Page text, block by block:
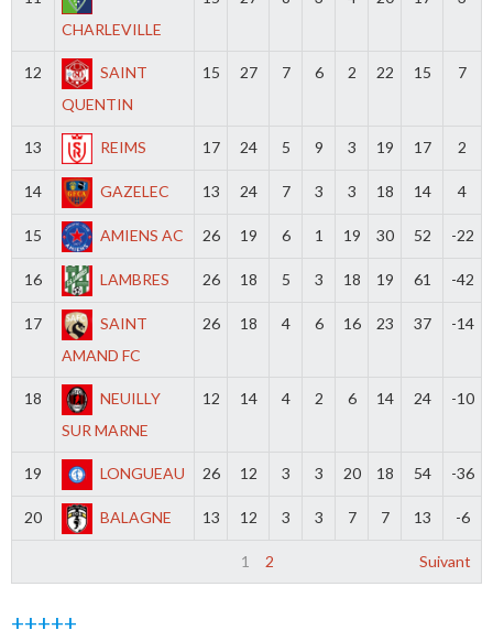
CHARLEVILLE
12
SAINT
QUENTIN
15 27 7 6 2 22 15 7
13 REIMS 17 24 5 9 3 19 17 2
14 GAZELEC 13 24 7 3 3 18 14 4
15 AMIENS AC 26 19 6 1 19 30 52 -22
16 LAMBRES 26 18 5 3 18 19 61 -42
17
SAINT
AMAND FC
26 18 4 6 16 23 37 -14
18
NEUILLY
SUR MARNE
12 14 4 2 6 14 24 -10
19 LONGUEAU 26 12 3 3 20 18 54 -36
20 BALAGNE 13 12 3 3 7 7 13 -6
1 2 Suivant
+++++